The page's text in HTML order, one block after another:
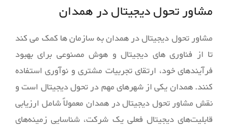
مشاور تحول دیجیتال درهمدان
مشاور تحول دیجیتال درهمدانبه سازمان ها کمک می کند
تا از فناوری های دیجیتال و هوش مصنوعی برای بهبود
فرآیندهای خود، ارتقای تجربیات مشتری و نوآوری استفاده
کنند.همدانیکی از شهرهای مهم در تحول دیجیتال است و
نقش مشاور تحول دیجیتال درهمدانمعمولاً شامل ارزیابی
قابلیت‌های دیجیتال فعلی یک شرکت، شناسایی زمینه‌های